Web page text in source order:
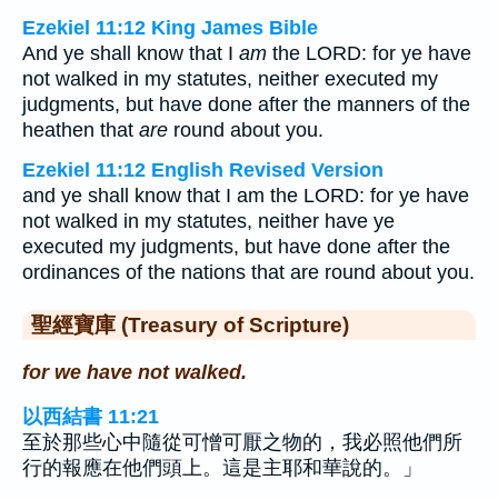
Ezekiel 11:12 King James Bible
And ye shall know that I am the LORD: for ye have
not walked in my statutes, neither executed my
judgments, but have done after the manners of the
heathen that are round about you.
Ezekiel 11:12 English Revised Version
and ye shall know that I am the LORD: for ye have
not walked in my statutes, neither have ye
executed my judgments, but have done after the
ordinances of the nations that are round about you.
聖經寶庫 (Treasury of Scripture)
for we have not walked.
以西結書 11:21
至於那些心中隨從可憎可厭之物的，我必照他們所
行的報應在他們頭上。這是主耶和華說的。」